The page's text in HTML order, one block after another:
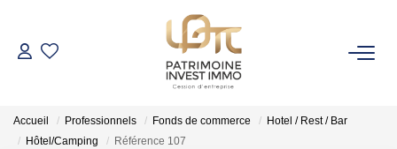
NOS BIENS
Accueil Professionnels Fonds de commerce
Hotel / Rest / Bar
Hôtel/Camping
Référence 107